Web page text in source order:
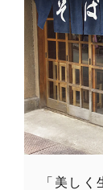
「美し